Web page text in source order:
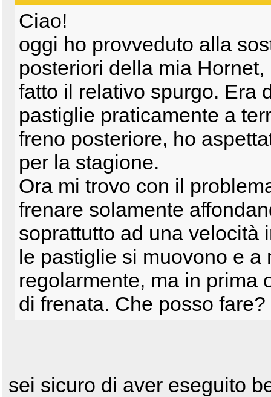
Ciao!
oggi ho provveduto alla
posteriori della mia
fatto il relativo spurgo. Era
pastiglie praticamente a
freno posteriore, ho
per la stagione.
Ora mi trovo con il
frenare solamente
soprattutto ad una velocità
le pastiglie si muovono e a
regolarmente, ma in prima
di frenata. Che posso
sei sicuro di aver eseguito